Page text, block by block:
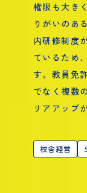
権限も大き
りがいのあ
内研修制度
ているため
す。教員免
でなく複数
リアアップ
校舎経営